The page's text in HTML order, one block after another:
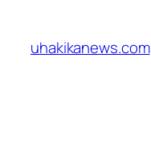
content
uhakikanews.com